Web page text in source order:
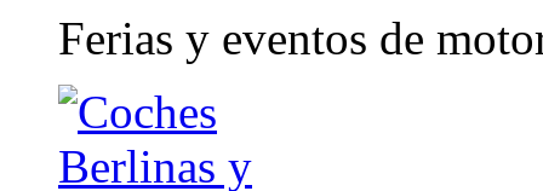
Ferias y eventos de